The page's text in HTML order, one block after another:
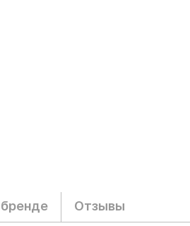
Отзывы